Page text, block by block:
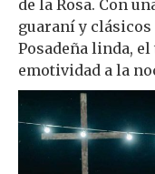
de la Rosa. Con
guaraní y
Posadeña linda,
emotividad a la